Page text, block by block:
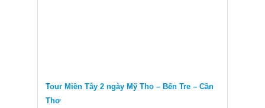
Tour Miền Tây 2 ngày Mỹ Tho – Bến Tre – Cần
Thơ